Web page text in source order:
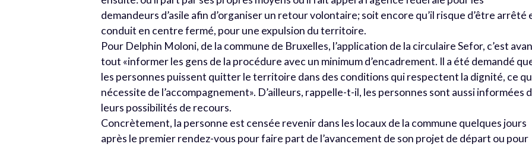
demandeurs d’asile afin d’organiser un retour volontaire; soit encore qu’il risque d’être arrêté
conduit en centre fermé, pour une expulsion du territoire.
Pour Delphin Moloni, de la commune de Bruxelles, l’application de la circulaire Sefor, c’est
tout «informer les gens de la procédure avec un minimum d’encadrement. Il a été demandé
les personnes puissent quitter le territoire dans des conditions qui respectent la dignité, ce
nécessite de l’accompagnement». D’ailleurs, rappelle-t-il, les personnes sont aussi informées
leurs possibilités de recours.
Concrètement, la personne est censée revenir dans les locaux de la commune quelques jours
après le premier rendez-vous pour faire part de l’avancement de son projet de départ ou pour